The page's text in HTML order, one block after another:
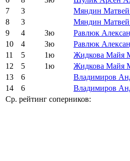
7
3 Мяндин
8
3 Мяндин
9
4 3ю Равлюк
10
4 3ю Равлюк
11
5 1ю Жидкова Майя
12
5 1ю Жидкова Майя
13
6 Владимиров
14
6 Владимиров
Ср. рейтинг соперников: